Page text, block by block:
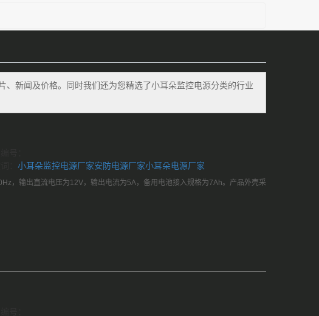
、新闻及价格。同时我们还为您精选了小耳朵监控电源分类的行业
小耳朵监控电源厂家安防电源厂家小耳朵电源厂家
，输出直流电压为12V，输出电流为5A，备用电池接入规格为7Ah。产品外壳采